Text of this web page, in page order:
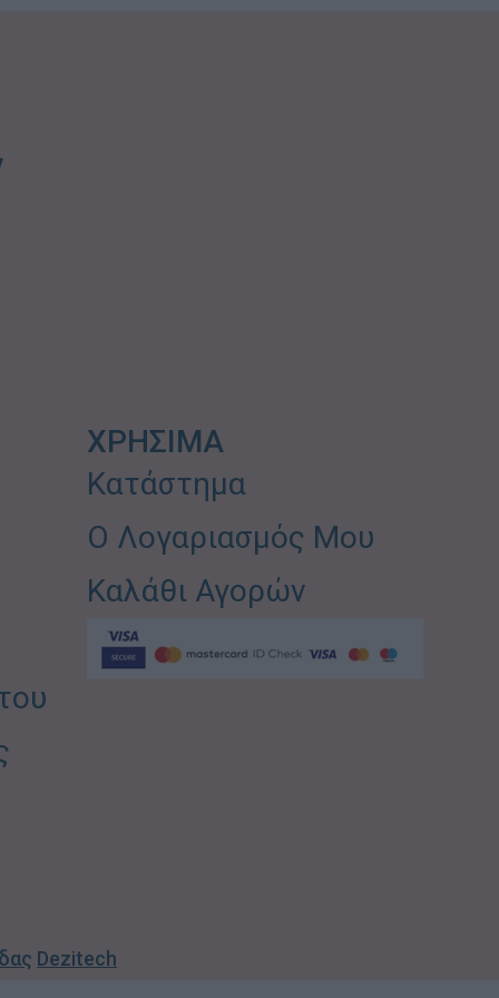
ΧΡΗΣΙΜΑ
Κατάστημα
Ο Λογαριασμός Μου
Καλάθι Αγορών
Dezitech